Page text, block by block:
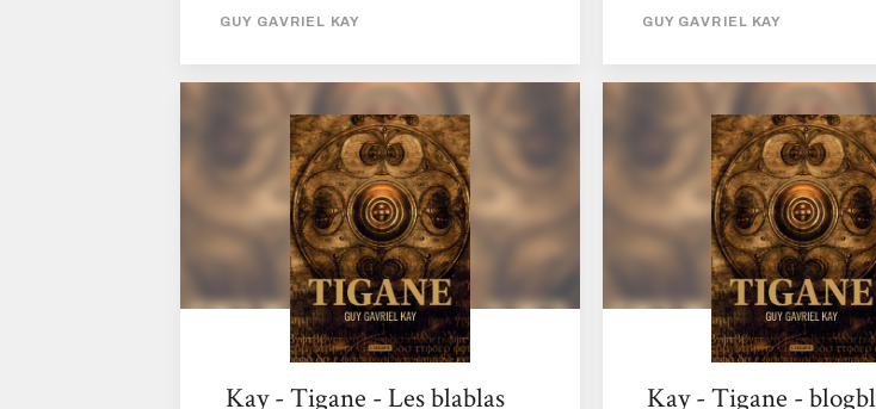
GUY GAVRIEL KAY
sa propre voie. L’action de
dans un monde qui rappelle
l’Italie de la Renaissance et ses
Cités-États. Dans la Palme, une
prise entre les...
GUY GAVRIEL KAY
Kay - Tigane - Les blablas
Kay - Tigane -